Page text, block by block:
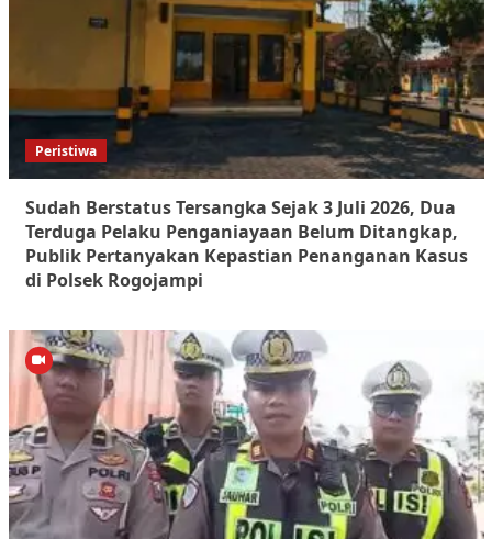
Peristiwa
Sudah Berstatus Tersangka Sejak 3 Juli 2026, Dua
Terduga Pelaku Penganiayaan Belum Ditangkap,
Publik Pertanyakan Kepastian Penanganan Kasus
di Polsek Rogojampi